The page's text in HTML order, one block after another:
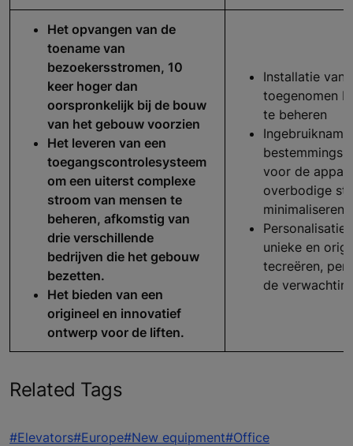
Het opvangen van de
toename van
bezoekersstromen, 10
keer hoger dan
oorspronkelijk bij de bouw
van het gebouw voorzien
Het leveren van een
toegangscontrolesysteem
om een uiterst complexe
stroom van mensen te
beheren, afkomstig van
drie verschillende
bedrijven die het gebouw
bezetten.
Het bieden van een
origineel en innovatief
ontwerp voor de liften.
Installatie van
toegenomen
te beheren
voor de
overbodige
minimaliseren
Personalisatie
unieke en
tecreëren,
de
Related Tags
#Elevators#Europe#New equipment#Office